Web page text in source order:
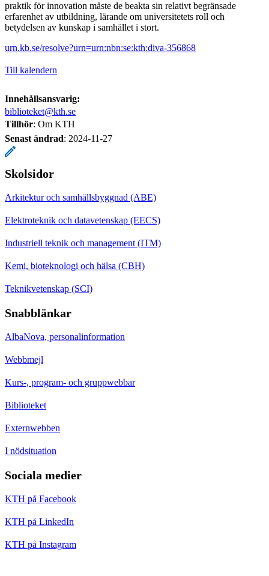
praktik för innovation måste de beakta sin relativt begränsade
erfarenhet av utbildning, lärande om universitetets roll och
betydelsen av kunskap i samhället i stort.
urn.kb.se/resolve?urn=urn:nbn:se:kth:diva-356868
Till kalendern
Innehållsansvarig:
biblioteket@kth.se
Tillhör: Om KTH
Senast ändrad: 2024-11-27
Skolsidor
Arkitektur och samhällsbyggnad (ABE)
Elektroteknik och datavetenskap (EECS)
Industriell teknik och management (ITM)
Kemi, bioteknologi och hälsa (CBH)
Teknikvetenskap (SCI)
Snabblänkar
AlbaNova, personalinformation
Webbmejl
Kurs-, program- och gruppwebbar
Biblioteket
Externwebben
I nödsituation
Sociala medier
KTH på Facebook
KTH på LinkedIn
KTH på Instagram